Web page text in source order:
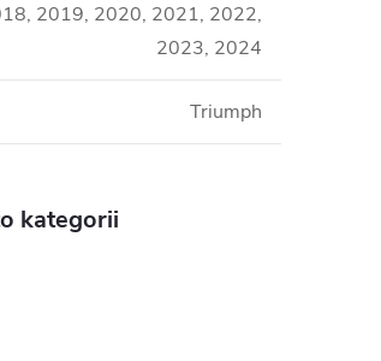
2019, 2020, 2021, 2022,
2023, 2024
Triumph
kategorii